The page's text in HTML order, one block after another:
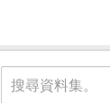
資料集
搜尋資料集。